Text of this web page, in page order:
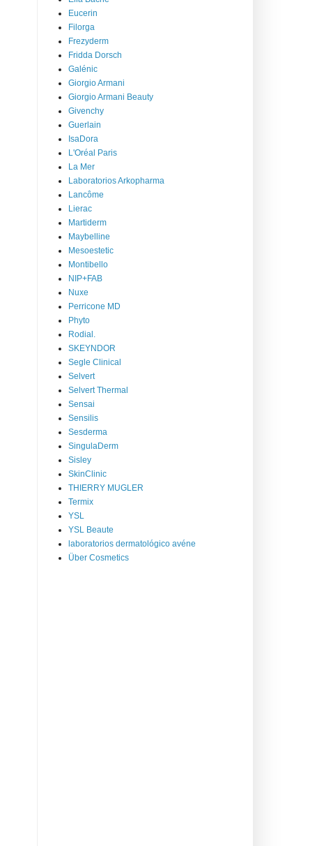
Eucerin
Filorga
Frezyderm
Fridda Dorsch
Galénic
Giorgio Armani
Giorgio Armani Beauty
Givenchy
Guerlain
IsaDora
L'Oréal Paris
La Mer
Laboratorios Arkopharma
Lancôme
Lierac
Martiderm
Maybelline
Mesoestetic
Montibello
NIP+FAB
Nuxe
Perricone MD
Phyto
Rodial.
SKEYNDOR
Segle Clinical
Selvert
Selvert Thermal
Sensai
Sensilis
Sesderma
SingulaDerm
Sisley
SkinClinic
THIERRY MUGLER
Termix
YSL
YSL Beaute
laboratorios dermatológico avéne
Über Cosmetics